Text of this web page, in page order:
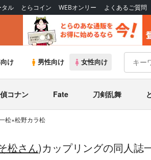
ル とらコイン WEBオンリー よくあるご質問
け 男性向け 女性向け
コナン Fate 刀剣乱舞
松×松野カラ松
松さん)カップリングの同人誌